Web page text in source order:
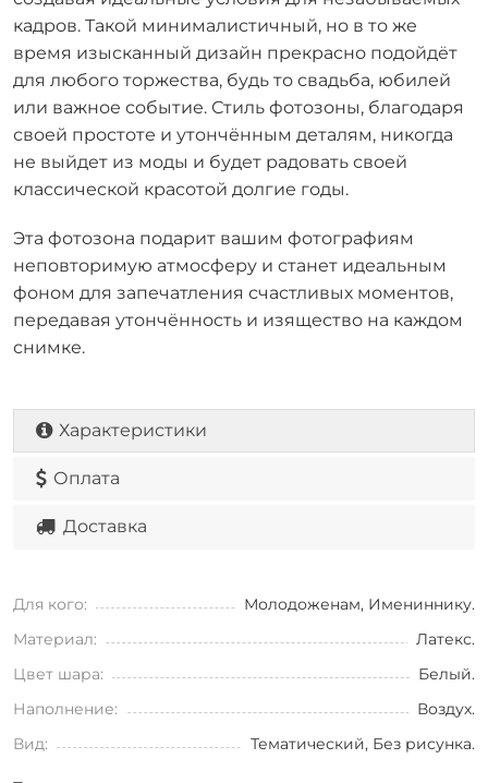
кадров. Такой минималистичный, но в то же
время изысканный дизайн прекрасно подойдёт
для любого торжества, будь то свадьба, юбилей
или важное событие. Стиль фотозоны, благодаря
своей простоте и утончённым деталям, никогда
не выйдет из моды и будет радовать своей
классической красотой долгие годы.
Эта фотозона подарит вашим фотографиям
неповторимую атмосферу и станет идеальным
фоном для запечатления счастливых моментов,
передавая утончённость и изящество на каждом
снимке.
Характеристики
Оплата
Доставка
Для кого:
Молодоженам, Имениннику.
Материал:
Латекс.
Цвет шара:
Белый.
Наполнение:
Воздух.
Вид:
Тематический, Без рисунка.